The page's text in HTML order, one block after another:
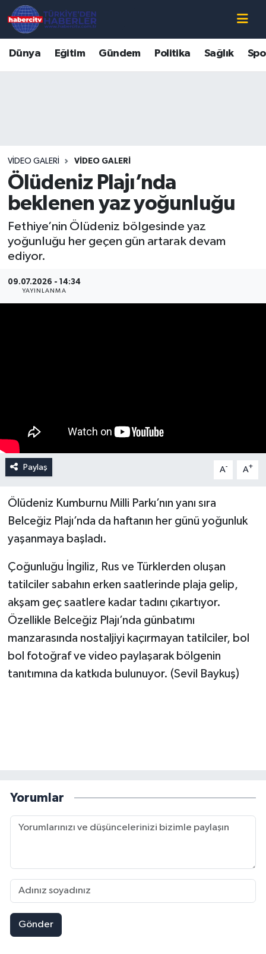
Dünya Eğitim Gündem Politika Sağlık
VIDEO GALERI VIDEO GALERI
Ölüdeniz Plajı’nda
beklenen yaz yoğunluğu
Fethiye’nin Ölüdeniz bölgesinde yaz
yoğunluğu her geçen gün artarak devam
ediyor.
09.07.2026 - 14:34
YAYINLANMA
Paylaş A- A+
Ölüdeniz Kumburnu Milli Parkı’nın yanı sıra
Belceğiz Plajı’nda da haftanın her günü yoğunluk
yaşanmaya başladı.
Çoğunluğu İngiliz, Rus ve Türklerden oluşan
tatilciler sabahın erken saatlerinde plaja gelip,
akşam geç saatlere kadar tadını çıkartıyor.
Özellikle Belceğiz Plajı’nda günbatımı
manzarasında nostaljiyi kaçırmayan tatilciler, bol
bol fotoğraf ve video paylaşarak bölgenin
tanıtımına da katkıda bulunuyor. (Sevil Baykuş)
Yorumlar
Gönder
Süper Lig Puan Durumu ve Fikstür
Tüm Manşetler
Son Dakika Haberleri
Haber Arşivi